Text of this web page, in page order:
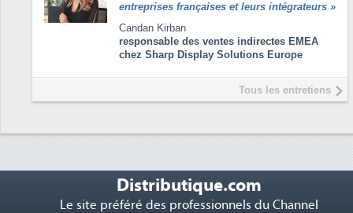
entreprises françaises et leurs intégrateurs »
Candan Kirban
responsable des ventes indirectes EMEA
chez Sharp Display Solutions Europe
Tous les entretiens
Distributique.com
Le site préféré des professionnels du Channel